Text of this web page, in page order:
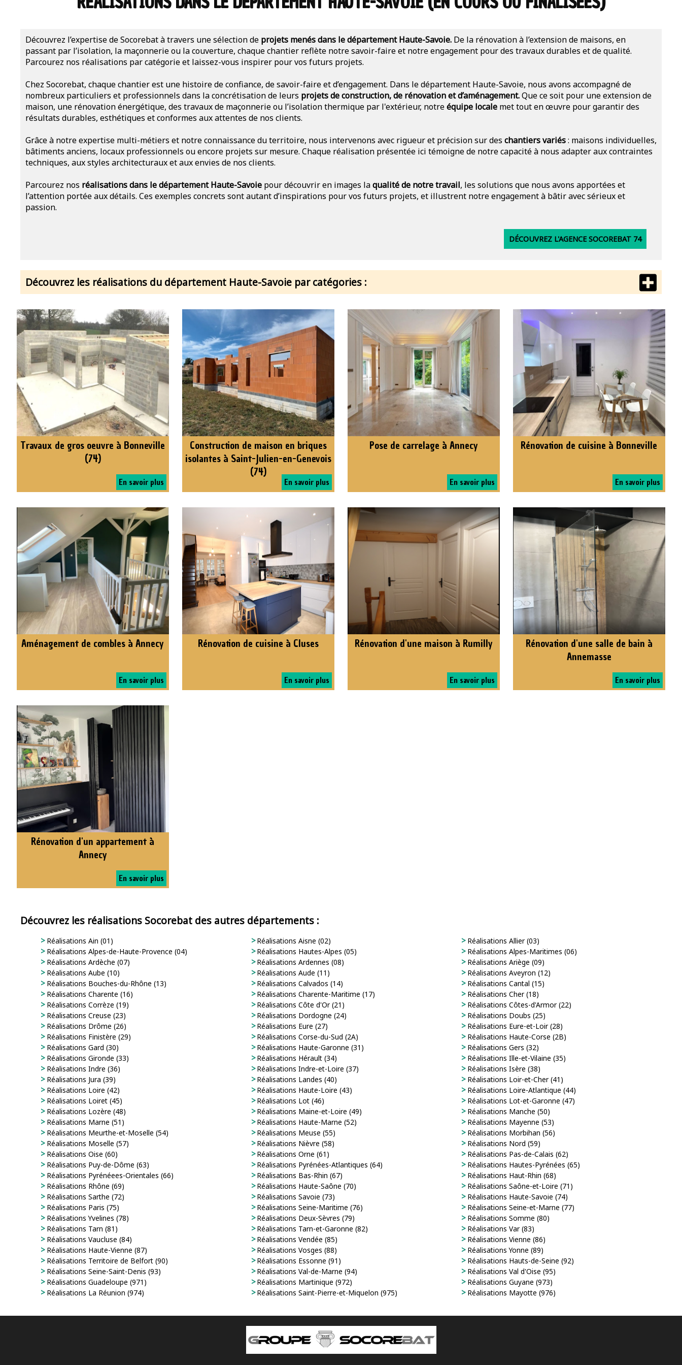
Découvrez l’expertise de Socorebat à travers une sélection de projets menés dans le département Haute-Savoie. De la rénovation à l’extension de maisons, en
passant par l’isolation, la maçonnerie ou la couverture, chaque chantier reflète notre savoir-faire et notre engagement pour des travaux durables et de qualité.
Parcourez nos réalisations par catégorie et laissez-vous inspirer pour vos futurs projets.
Chez Socorebat, chaque chantier est une histoire de confiance, de savoir-faire et d’engagement. Dans le département Haute-Savoie, nous avons accompagné de
nombreux particuliers et professionnels dans la concrétisation de leurs projets de construction, de rénovation et d’aménagement.Que ce soit pour une extension de
maison, une rénovation énergétique, des travaux de maçonnerie ou l’isolation thermique par l'extérieur, notreéquipe locale met tout en œuvre pour garantir des
résultats durables, esthétiques et conformes aux attentes de nos clients.
Grâce à notre expertise multi-métiers et notre connaissance du territoire, nous intervenons avec rigueur et précision sur des chantiers variés: maisons individuelles,
bâtiments anciens, locaux professionnels ou encore projets sur mesure. Chaque réalisation présentée ici témoigne de notre capacité à nous adapter aux contraintes
techniques, aux styles architecturaux et aux envies de nos clients.
Parcourez nos réalisations dans le département Haute-Savoie pour découvrir en images laqualité de notre travail, les solutions que nous avons apportées et
l’attention portée aux détails. Ces exemples concrets sont autant d’inspirations pour vos futurs projets, et illustrent notre engagement à bâtir avec sérieux et
passion.
DÉCOUVREZ L'AGENCE SOCOREBAT 74
Découvrez les réalisations du département Haute-Savoie par catégories :
Travaux de gros oeuvre à Bonneville
(74)
En savoir plus
Construction de maison en briques
isolantes à Saint-Julien-en-Genevois
(74)
En savoir plus
Pose de carrelage à Annecy
En savoir plus
Rénovation de cuisine à Bonneville
En savoir plus
Aménagement de combles à Annecy
En savoir plus
Rénovation de cuisine à Cluses
En savoir plus
Rénovation d'une maison à Rumilly
En savoir plus
Rénovation d'une salle de bain à
Annemasse
En savoir plus
Rénovation d'un appartement à
Annecy
En savoir plus
Découvrez les réalisations Socorebat des autres départements :
Réalisations Ain (01) Réalisations Aisne (02)
Réalisations Allier (03)
Réalisations Alpes-de-Haute-Provence (04)
Réalisations Hautes-Alpes (05)
Réalisations Alpes-Maritimes (06)
Réalisations Ardèche (07)
Réalisations Ardennes (08)
Réalisations Ariège (09)
Réalisations Aube (10)
Réalisations Aude (11)
Réalisations Aveyron (12)
Réalisations Bouches-du-Rhône (13)
Réalisations Calvados (14)
Réalisations Cantal (15)
Réalisations Charente (16)
Réalisations Charente-Maritime (17)
Réalisations Cher (18)
Réalisations Corrèze (19)
Réalisations Côte d'Or (21)
Réalisations Côtes-d'Armor (22)
Réalisations Creuse (23)
Réalisations Dordogne (24)
Réalisations Doubs (25)
Réalisations Drôme (26)
Réalisations Eure (27)
Réalisations Eure-et-Loir (28)
Réalisations Finistère (29)
Réalisations Corse-du-Sud (2A)
Réalisations Haute-Corse (2B)
Réalisations Gard (30)
Réalisations Haute-Garonne (31)
Réalisations Gers (32)
Réalisations Gironde (33)
Réalisations Hérault (34)
Réalisations Ille-et-Vilaine (35)
Réalisations Indre (36)
Réalisations Indre-et-Loire (37)
Réalisations Isère (38)
Réalisations Jura (39)
Réalisations Landes (40)
Réalisations Loir-et-Cher (41)
Réalisations Loire (42)
Réalisations Haute-Loire (43)
Réalisations Loire-Atlantique (44)
Réalisations Loiret (45)
Réalisations Lot (46)
Réalisations Lot-et-Garonne (47)
Réalisations Lozère (48)
Réalisations Maine-et-Loire (49)
Réalisations Manche (50)
Réalisations Marne (51)
Réalisations Haute-Marne (52)
Réalisations Mayenne (53)
Réalisations Meurthe-et-Moselle (54)
Réalisations Meuse (55)
Réalisations Morbihan (56)
Réalisations Moselle (57)
Réalisations Nièvre (58)
Réalisations Nord (59)
Réalisations Oise (60)
Réalisations Orne (61)
Réalisations Pas-de-Calais (62)
Réalisations Puy-de-Dôme (63)
Réalisations Pyrénées-Atlantiques (64)
Réalisations Hautes-Pyrénées (65)
Réalisations Pyrénéees-Orientales (66)
Réalisations Bas-Rhin (67)
Réalisations Haut-Rhin (68)
Réalisations Rhône (69)
Réalisations Haute-Saône (70)
Réalisations Saône-et-Loire (71)
Réalisations Sarthe (72)
Réalisations Savoie (73)
Réalisations Haute-Savoie (74)
Réalisations Paris (75)
Réalisations Seine-Maritime (76)
Réalisations Seine-et-Marne (77)
Réalisations Yvelines (78)
Réalisations Deux-Sèvres (79)
Réalisations Somme (80)
Réalisations Tarn (81)
Réalisations Tarn-et-Garonne (82)
Réalisations Var (83)
Réalisations Vaucluse (84)
Réalisations Vendée (85)
Réalisations Vienne (86)
Réalisations Haute-Vienne (87)
Réalisations Vosges (88)
Réalisations Yonne (89)
Réalisations Territoire de Belfort (90)
Réalisations Essonne (91)
Réalisations Hauts-de-Seine (92)
Réalisations Seine-Saint-Denis (93)
Réalisations Val-de-Marne (94)
Réalisations Val d'Oise (95)
Réalisations Guadeloupe (971)
Réalisations Martinique (972)
Réalisations Guyane (973)
Réalisations La Réunion (974)
Réalisations Saint-Pierre-et-Miquelon (975) Réalisations Mayotte (976)